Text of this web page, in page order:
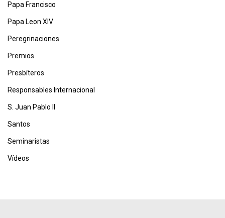
Papa Francisco
Papa Leon XIV
Peregrinaciones
Premios
Presbíteros
Responsables Internacional
S. Juan Pablo II
Santos
Seminaristas
Vídeos